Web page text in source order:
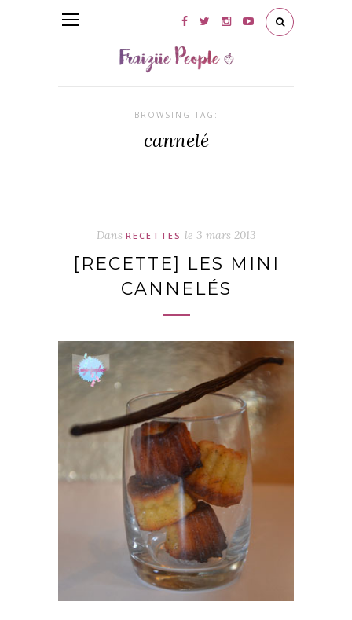
BROWSING TAG:
cannelé
Dans RECETTES le 3 mars 2013
[RECETTE] LES MINI
CANNELÉS